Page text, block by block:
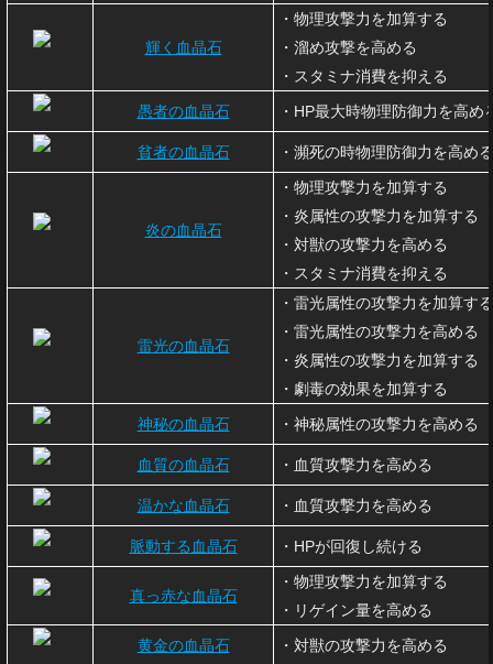
輝く血晶石
・物理攻撃力を加算する
・溜め攻撃を高める
・スタミナ消費を抑える
愚者の血晶石
・HP最大時物理防御力を高め
貧者の血晶石 ・瀕死の時物理防御力を高める
炎の血晶石
・物理攻撃力を加算する
・炎属性の攻撃力を加算する
・対獣の攻撃力を高める
・スタミナ消費を抑える
雷光の血晶石
・雷光属性の攻撃力を加算する
・雷光属性の攻撃力を高める
・炎属性の攻撃力を加算する
・劇毒の効果を加算する
神秘の血晶石
・神秘属性の攻撃力を高める
血質の血晶石 ・血質攻撃力を高める
温かな血晶石 ・血質攻撃力を高める
脈動する血晶石 ・HPが回復し続ける
真っ赤な血晶石
・物理攻撃力を加算する
・リゲイン量を高める
黄金の血晶石
・対獣の攻撃力を高める